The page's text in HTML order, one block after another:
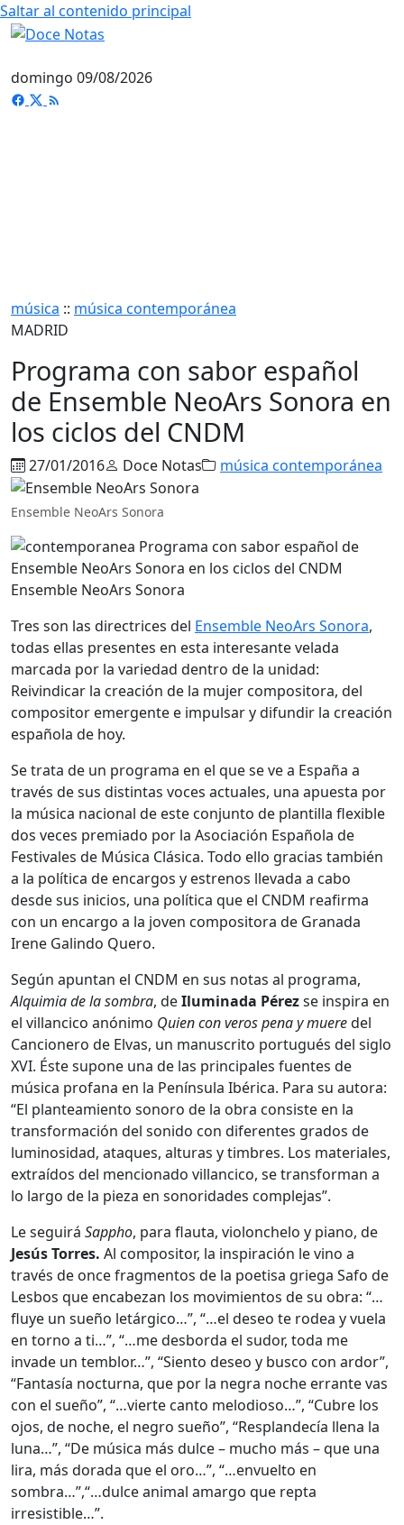
Saltar al contenido principal
domingo 09/08/2026
música :: música contemporánea
MADRID
Programa con sabor español
de Ensemble NeoArs Sonora en
los ciclos del CNDM
27/01/2016 Doce Notas música contemporánea
Ensemble NeoArs Sonora
Ensemble NeoArs Sonora
Tres son las directrices del Ensemble NeoArs Sonora,
todas ellas presentes en esta interesante velada
marcada por la variedad dentro de la unidad:
Reivindicar la creación de la mujer compositora, del
compositor emergente e impulsar y difundir la creación
española de hoy.
Se trata de un programa en el que se ve a España a
través de sus distintas voces actuales, una apuesta por
la música nacional de este conjunto de plantilla flexible
dos veces premiado por la Asociación Española de
Festivales de Música Clásica. Todo ello gracias también
a la política de encargos y estrenos llevada a cabo
desde sus inicios, una política que el CNDM reafirma
con un encargo a la joven compositora de Granada
Irene Galindo Quero.
Según apuntan el CNDM en sus notas al programa,
Alquimia de la sombra, deIluminada Pérezse inspira en
el villancico anónimo Quien con veros pena y mueredel
Cancionero de Elvas, un manuscrito portugués del siglo
XVI. Éste supone una de las principales fuentes de
música profana en la Península Ibérica. Para su autora:
“El planteamiento sonoro de la obra consiste en la
transformación del sonido con diferentes grados de
luminosidad, ataques, alturas y timbres. Los materiales,
extraídos del mencionado villancico, se transforman a
lo largo de la pieza en sonoridades complejas”.
Le seguirá Sappho, para flauta, violonchelo y piano, de
Jesús Torres. Al compositor, la inspiración le vino a
través de once fragmentos de la poetisa griega Safo de
Lesbos que encabezan los movimientos de su obra: “…
fluye un sueño letárgico…”, “…el deseo te rodea y vuela
en torno a ti…”, “…me desborda el sudor, toda me
invade un temblor…”, “Siento deseo y busco con ardor”,
“Fantasía nocturna, que por la negra noche errante vas
con el sueño”, “…vierte canto melodioso…”, “Cubre los
ojos, de noche, el negro sueño”, “Resplandecía llena la
luna…”, “De música más dulce – mucho más – que una
lira, más dorada que el oro…”, “…envuelto en
sombra…”,“…dulce animal amargo que repta
irresistible…”.